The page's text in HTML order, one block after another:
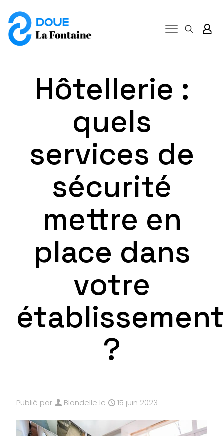
Hôtellerie :
quels
services de
sécurité
mettre en
place dans
votre
établissement
?
Publié par Blondelle le 15 juin 2023